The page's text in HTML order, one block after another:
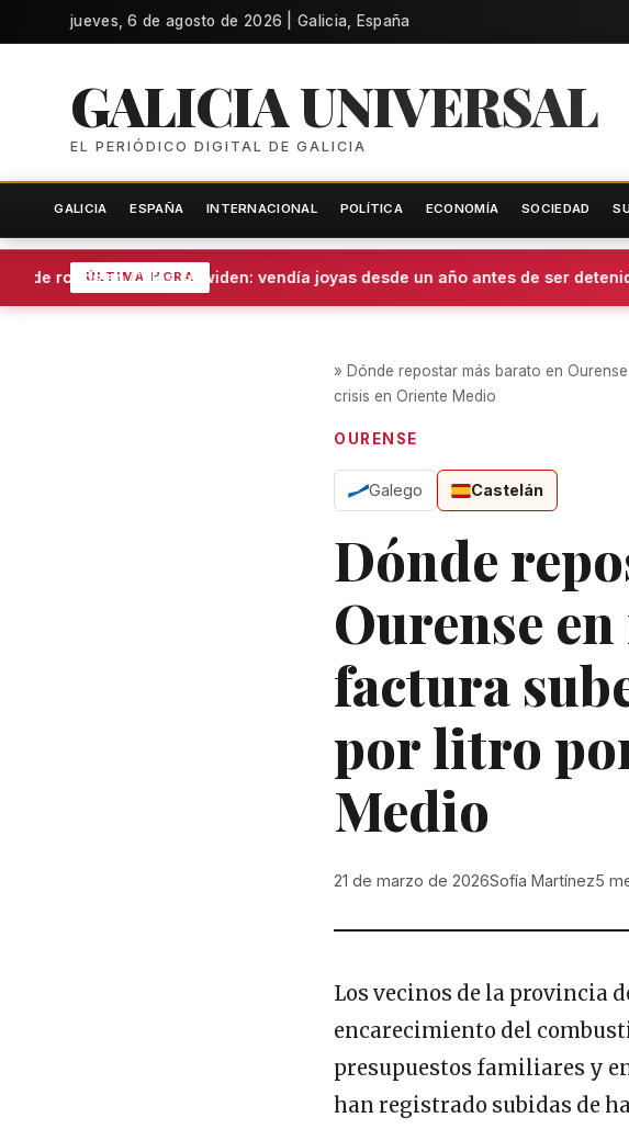
jueves, 6 de agosto de 2026 | Galicia, España
GALICIA UNIVERSAL
EL PERIÓDICO DIGITAL DE GALICIA
GALICIA ESPAÑA INTERNACIONAL POLÍTICA ECONOMÍA SOCIEDAD
ÚLTIMA HORA
de robos en Coles se widen: vendía joyas desde un año antes de ser detenida
» Dónde repostar más barato en
crisis en Oriente Medio
OURENSE
Galego Castelán
Dónde
Ourense
factura
por litro
Medio
21 de marzo de 2026Sofía Martínez5
Los vecinos de la provincia
encarecimiento del
presupuestos familiares y
han registrado subidas de